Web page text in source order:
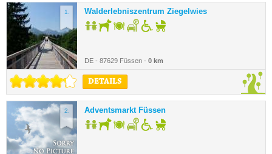
1. Walderlebniszentrum Ziegelwies
DE - 87629 Füssen - 0 km
DETAILS
2. Adventsmarkt Füssen